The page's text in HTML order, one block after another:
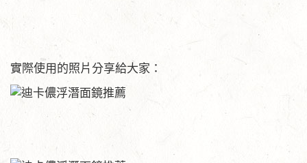
實際使用的照片分享給大家：